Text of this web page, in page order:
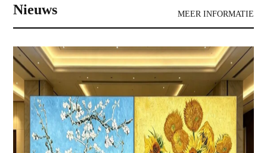
Nieuws MEER INFORMATIE